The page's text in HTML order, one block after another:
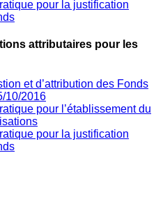
pour la justification
attributaires pour les
et d’attribution des Fonds
10/2016
pour l’établissement du
pour la justification